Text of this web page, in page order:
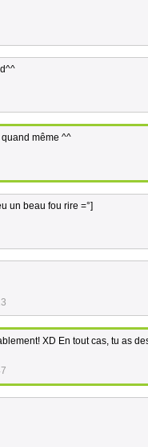
même ^^
un beau fou rire =°]
XD En tout cas, tu as